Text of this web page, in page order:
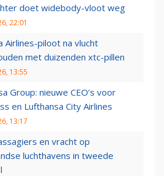
doet widebody-vloot weg
22:01
Airlines-piloot na vlucht
met duizenden xtc-pillen
13:55
Group: nieuwe CEO’s voor
en Lufthansa City Airlines
13:17
en vracht op
luchthavens in tweede